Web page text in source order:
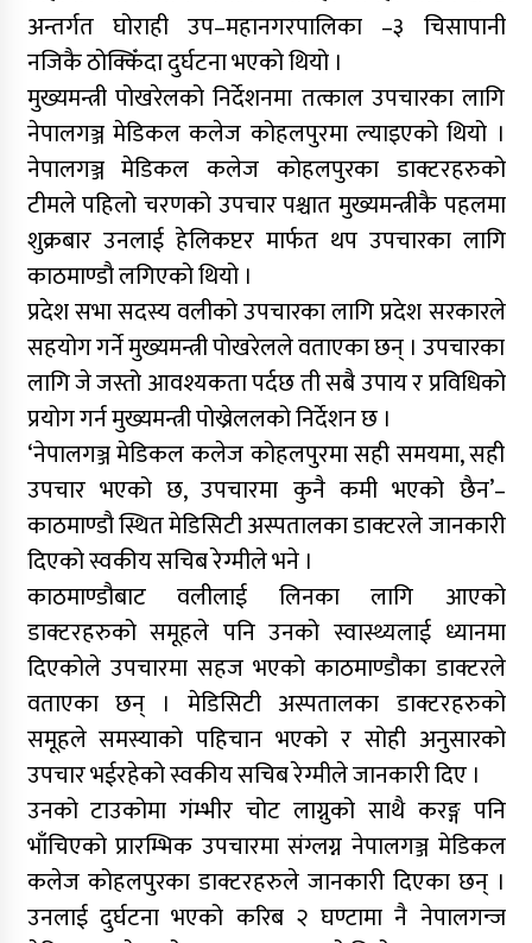
अन्तर्गत घोराही उप–महानगरपालिका –३ चिसापानी
नजिकै ठोक्किँदा दुर्घटना भएको थियो ।
मुख्यमन्त्री पोखरेलको निर्देशनमा तत्काल उपचारका लागि
नेपालगञ्ज मेडिकल कलेज कोहलपुरमा ल्याइएको थियो ।
नेपालगञ्ज मेडिकल कलेज कोहलपुरका डाक्टरहरुको
टीमले पहिलो चरणको उपचार पश्चात मुख्यमन्त्रीकै पहलमा
शुक्रबार उनलाई हेलिकप्टर मार्फत थप उपचारका लागि
काठमाण्डौ लगिएको थियो ।
प्रदेश सभा सदस्य वलीको उपचारका लागि प्रदेश सरकारले
सहयोग गर्ने मुख्यमन्त्री पोखरेलले वताएका छन् । उपचारका
लागि जे जस्तो आवश्यकता पर्दछ ती सबै उपाय र प्रविधिको
प्रयोग गर्न मुख्यमन्त्री पोख्रेललको निर्देशन छ ।
‘नेपालगञ्ज मेडिकल कलेज कोहलपुरमा सही समयमा, सही
उपचार भएको छ, उपचारमा कुनै कमी भएको छैन’–
काठमाण्डौ स्थित मेडिसिटी अस्पतालका डाक्टरले जानकारी
दिएको स्वकीय सचिब रेग्मीले भने ।
काठमाण्डौबाट वलीलाई लिनका लागि आएको
डाक्टरहरुको समूहले पनि उनको स्वास्थ्यलाई ध्यानमा
दिएकोले उपचारमा सहज भएको काठमाण्डौका डाक्टरले
वताएका छन् । मेडिसिटी अस्पतालका डाक्टरहरुको
समूहले समस्याको पहिचान भएको र सोही अनुसारको
उपचार भईरहेको स्वकीय सचिब रेग्मीले जानकारी दिए ।
उनको टाउकोमा गंम्भीर चोट लाग्नुको साथै करङ्ग पनि
भाँचिएको प्रारम्भिक उपचारमा संग्लग्न नेपालगञ्ज मेडिकल
कलेज कोहलपुरका डाक्टरहरुले जानकारी दिएका छन् ।
उनलाई दुर्घटना भएको करिब २ घण्टामा नै नेपालगन्ज